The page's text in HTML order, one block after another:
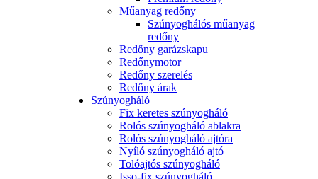
Műanyag redőny
Szúnyoghálós műanyag
redőny
Redőny garázskapu
Redőnymotor
Redőny szerelés
Redőny árak
Szúnyogháló
Fix keretes szúnyogháló
Rolós szúnyogháló ablakra
Rolós szúnyogháló ajtóra
Nyíló szúnyogháló ajtó
Tolóajtós szúnyogháló
Isso-fix szúnyogháló